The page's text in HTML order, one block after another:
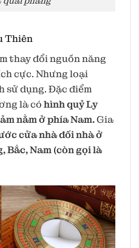
Thiên
thay đổi nguồn năng
cực. Nhưng loại
sử dụng. Đặc điểm
là cóhình quỷ Ly
nằm ở phía Nam.Gia
cửa nhà đối nhà ở
Bắc, Nam (còn gọi là